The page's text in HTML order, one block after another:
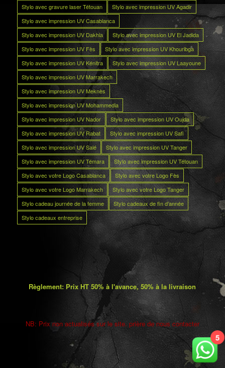
Stylo avec gravure laser Tétouan
Stylo avec impression UV Agadir
Stylo avec impression UV Casablanca
Stylo avec impression UV Dakhla
Stylo avec impression UV El Jadida
Stylo avec impression UV Fès
Stylo avec impression UV Khouribga
Stylo avec impression UV Kénitra
Stylo avec impression UV Laayoune
Stylo avec impression UV Marrakech
Stylo avec impression UV Meknès
Stylo avec impression UV Mohammedia
Stylo avec impression UV Nador
Stylo avec impression UV Oujda
Stylo avec impression UV Rabat
Stylo avec impression UV Safi
Stylo avec impression UV Salé
Stylo avec impression UV Tanger
Stylo avec impression UV Témara
Stylo avec impression UV Tétouan
Stylo avec votre Logo Casablanca
Stylo avec votre Logo Fès
Stylo avec votre Logo Marrakech
Stylo avec votre Logo Tanger
Stylo cadeau journée de la femme
Stylo cadeaux de fin d’année
Stylo cadeaux entreprise
Règlement: Prix HT 50% à l'avance, 50% à la livraison
NB: Prix non actualisés sur le site. prière de nous contacter
5